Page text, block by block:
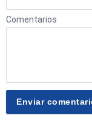
Comentarios